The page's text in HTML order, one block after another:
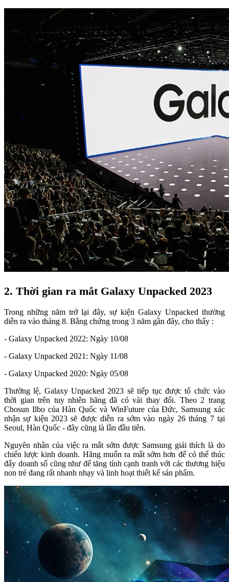
2. Thời gian ra mắt Galaxy Unpacked 2023
Trong những năm trở lại đây, sự kiện Galaxy Unpacked thường
diễn ra vào tháng 8. Bằng chứng trong 3 năm gần đây, cho thấy :
- Galaxy Unpacked 2022: Ngày 10/08
- Galaxy Unpacked 2021: Ngày 11/08
- Galaxy Unpacked 2020: Ngày 05/08
Thường lệ, Galaxy Unpacked 2023 sẽ tiếp tục được tổ chức vào
thời gian trên tuy nhiên hãng đã có vài thay đổi. Theo 2 trang
Chosun Ilbo của Hàn Quốc và WinFuture của Đức, Samsung xác
nhận sự kiện 2023 sẽ được diễn ra sớm vào ngày 26 tháng 7 tại
Seoul, Hàn Quốc - đây cũng là lần đầu tiên.
Nguyên nhân của việc ra mắt sớm được Samsung giải thích là do
chiến lược kinh doanh. Hãng muốn ra mắt sớm hơn để có thể thúc
đẩy doanh số cũng như để tăng tính cạnh tranh với các thương hiệu
non trẻ đang rất nhanh nhạy và linh hoạt thiết kế sản phẩm.